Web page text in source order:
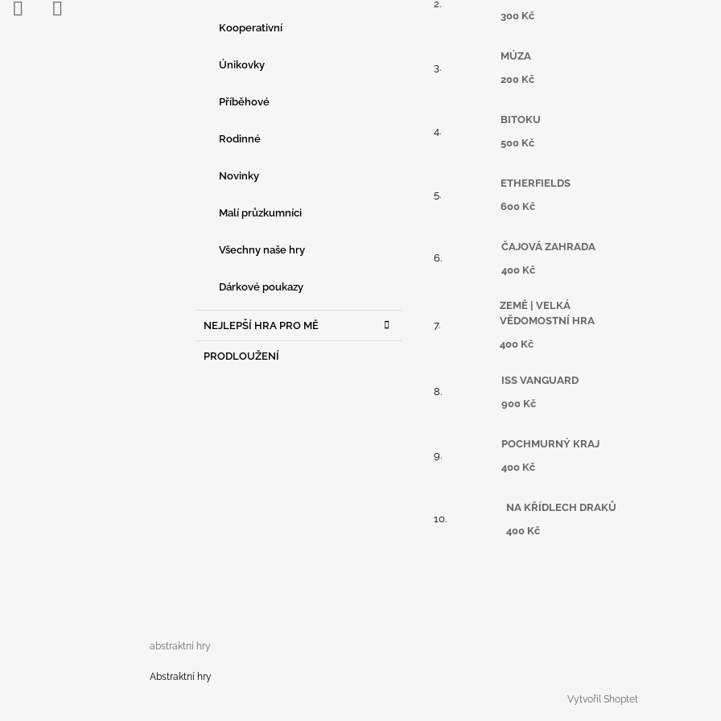
Kooperativní
Únikovky
Příběhové
Rodinné
Novinky
Malí průzkumníci
Všechny naše hry
Dárkové poukazy
NEJLEPŠÍ HRA PRO MĚ
PRODLOUŽENÍ
300 Kč
MÚZA
200 Kč
BITOKU
500 Kč
ETHERFIELDS
600 Kč
ČAJOVÁ ZAHRADA
400 Kč
ZEMĚ | VELKÁ
VĚDOMOSTNÍ HRA
400 Kč
ISS VANGUARD
900 Kč
POCHMURNÝ KRAJ
400 Kč
NA KŘÍDLECH DRAKŮ
400 Kč
abstraktní hry
Abstraktní hry
Vytvořil Shoptet